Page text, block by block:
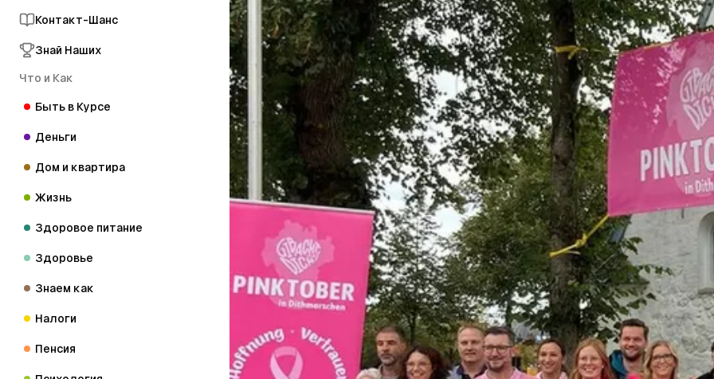
Контакт-Шанс
Знай Наших
Что и Как
Быть в Курсе
Деньги
Дом и квартира
Жизнь
Здоровое питание
Здоровье
Знаем как
Налоги
Пенсия